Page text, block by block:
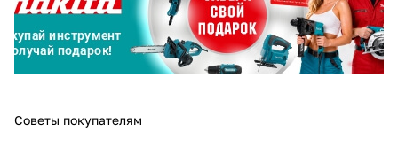
Советы покупателям
График платежей
25%